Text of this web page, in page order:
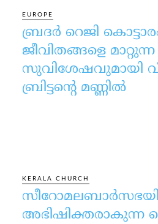
EUROPE
ബ്രദർ റെജി
ജീവിതങ്ങളെ മാറ്റുന്ന
സുവിശേഷവുമായി
ബ്രിട്ടന്റെ മണ്ണിൽ
KERALA CHURCH
അഭിഷിക്തരാകുന്ന